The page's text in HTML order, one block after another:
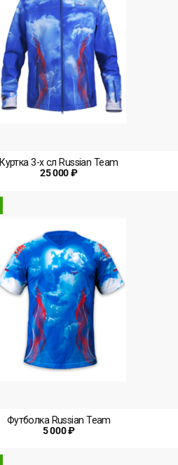
Куртка 3-х сл Russian Team
25 000 ₽
Футболка Russian Team
5 000 ₽